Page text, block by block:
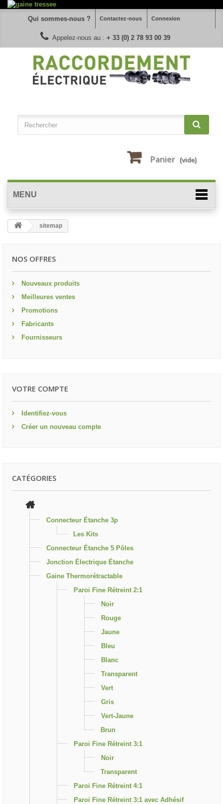
Connexion
Contactez-nous
Qui sommes-nous ?
Appelez-nous au : + 33 (0) 2 78 93 00 39
Panier (vide)
MENU
sitemap
NOS OFFRES
Nouveaux produits
Meilleures ventes
Promotions
Fabricants
Fournisseurs
VOTRE COMPTE
Identifiez-vous
Créer un nouveau compte
CATÉGORIES
Connecteur Étanche 3p
Les Kits
Connecteur Étanche 5 Pôles
Jonction Électrique Étanche
Gaine Thermorétractable
Paroi Fine Rétreint 2:1
Noir
Rouge
Jaune
Bleu
Blanc
Transparent
Vert
Gris
Vert-Jaune
Brun
Paroi Fine Rétreint 3:1
Noir
Transparent
Paroi Fine Rétreint 4:1
Paroi Fine Rétreint 3:1 avec Adhésif